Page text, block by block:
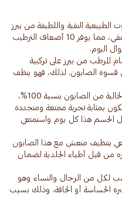
النقية واللطيفة من بيرز
على زيوت طبيعية و98% من الجلسرين النقي، مما يوفر 10 أضعاف الترطيب
المرطب من بيرز على تركيبة
قسوة الصابون. لذلك، فهو ينظف
• عناية خالية من الصابون: بفضل تركيبته الخالية من الصابون بنسبة 100%،
بمثابة تجربة ممتعة ومتجددة
هذا كل يوم واستمتعي
بتنظيف منعش مع هذا الصابون
من قبل أطباء الجلدية لضمان
لكل من الرجال والنساء وهو
الحساسة أو الجافة، وذلك بسبب